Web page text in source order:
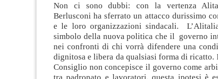
Non ci sono dubbi: con la vertenza
Berlusconi ha sferrato un attacco durissimo
e le loro organizzazioni sindacali.
simbolo della nuova politica che il governo
nei confronti di chi vorrà difendere una
dignitosa e libera da qualsiasi forma di ricatto.
Consiglio non concepisce il governo come